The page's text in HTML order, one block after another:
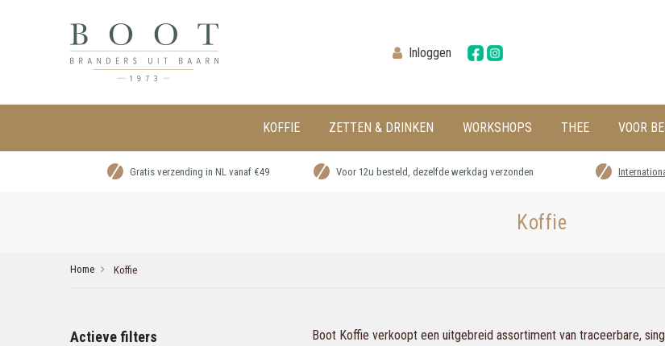
Inloggen
KOFFIE ZETTEN & DRINKEN WORKSHOPS THEE VOOR
Gratis verzending in NL vanaf €49 Voor 12u besteld, dezelfde werkdag verzonden
Koffie
Home Koffie
Boot Koffie verkoopt een uitgebreid assortiment van traceerbare,
Actieve filters